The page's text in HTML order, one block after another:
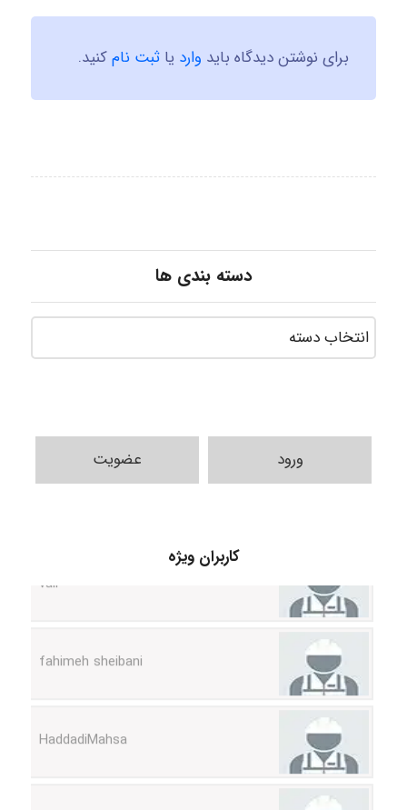
برای نوشتن دیدگاه باید وارد یا ثبت نامکنید.
دسته بندی ها
ورود عضویت
کاربران ویژه